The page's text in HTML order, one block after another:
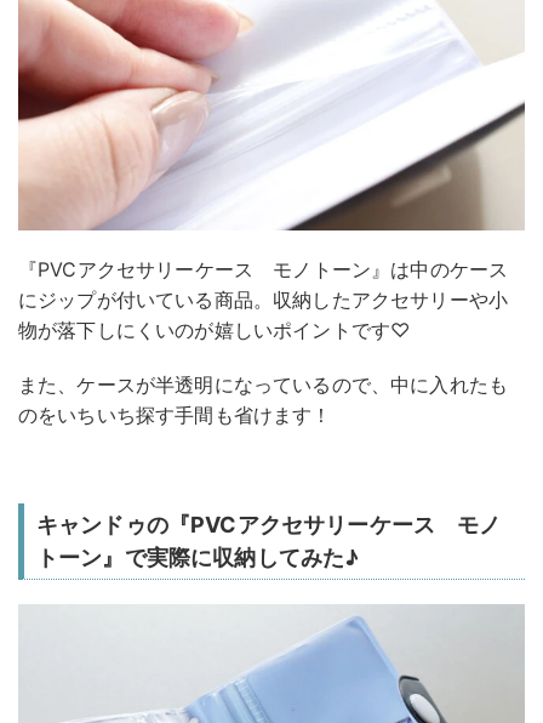
『PVCアクセサリーケース モノトーン』は中のケース
にジップが付いている商品。収納したアクセサリーや小
物が落下しにくいのが嬉しいポイントです♡
また、ケースが半透明になっているので、中に入れたも
のをいちいち探す手間も省けます！
キャンドゥの『PVCアクセサリーケース モノ
トーン』で実際に収納してみた♪